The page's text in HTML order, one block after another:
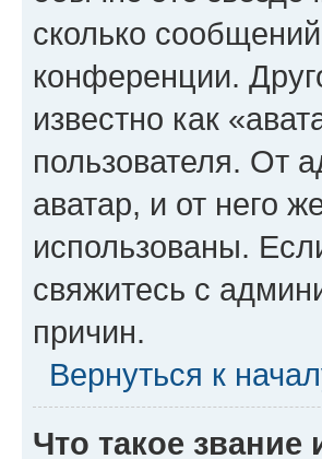
сколько
конференции.
известно как
пользователя. От
аватар, и от него
использованы.
свяжитесь с
причин.
Вернуться к
Что такое звание